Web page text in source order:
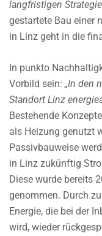
langfristigen
gestartete Bau einer
in Linz geht in die
In punkto
Vorbild sein: „In den
Standort Linz
Bestehende
als Heizung genutzt
Passivbauweise
in Linz zukünftig
Diese wurde bereits
genommen. Durch
Energie, die bei der
wird, wieder